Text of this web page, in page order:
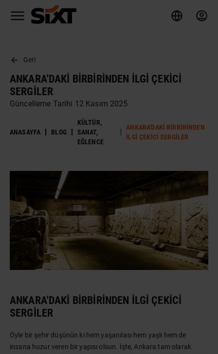
Geri
ANKARA'DAKI BIRBIRINDEN İLGI ÇEKICI
SERGILER
Güncelleme Tarihi 12 Kasım 2025
ANASAYFA BLOG
KÜLTÜR,
SANAT,
EĞLENCE
ANKARA'DAKI BIRBIRINDEN
İLGI ÇEKICI SERGILER
ANKARA'DAKI BIRBIRINDEN İLGI ÇEKICI
SERGILER
Öyle bir şehir düşünün ki hem yaşanılası hem yaşlı hem de
insana huzur veren bir yapısı olsun. İşte, Ankara tam olarak